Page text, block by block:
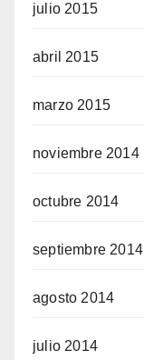
julio 2015
abril 2015
marzo 2015
noviembre 2014
octubre 2014
septiembre 2014
agosto 2014
julio 2014